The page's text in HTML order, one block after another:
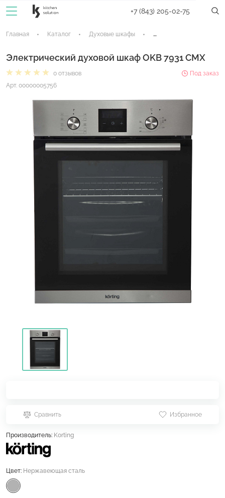
+7 (843) 205-02-75
Главная Каталог Духовые шкафы Электрические
Электрический духовой шкаф OKB 7931 CMX
0 отзывов
Под заказ
Арт. 00000005756
Сравнить Избранное
Производитель: Korting
Цвет: Нержавеющая сталь